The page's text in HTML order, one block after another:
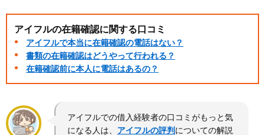
アイフルの在籍確認に関する口コミ
アイフルで本当に在籍確認の電話はない？
書類の在籍確認はどうやって行われる？
在籍確認前に本人に電話はあるの？
アイフルでの借入経験者の口コミがもっと気
になる人は、 アイフルの評判 についての解説